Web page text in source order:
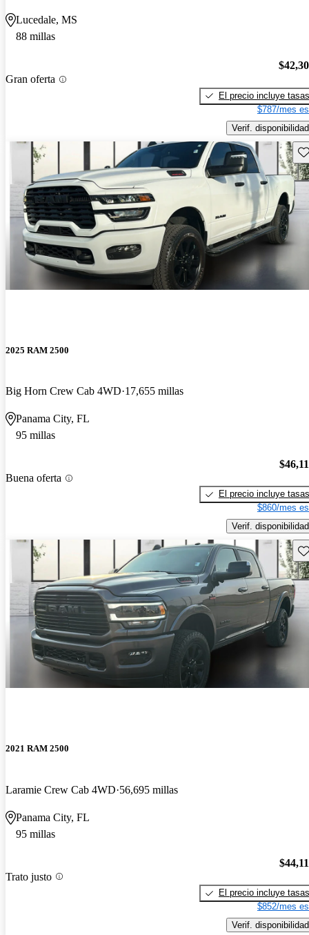
Lucedale, MS
88 millas
Gran oferta
El precio incluye tasas
$787/mes
Verif. disponibilidad
2025 RAM 2500
Big Horn Crew Cab 4WD 17,655 millas
Panama City, FL
95 millas
Buena oferta
El precio incluye tasas
$860/mes
Verif. disponibilidad
2021 RAM 2500
Laramie Crew Cab 4WD 56,695 millas
Panama City, FL
95 millas
Trato justo
El precio incluye tasas
$852/mes
Verif. disponibilidad